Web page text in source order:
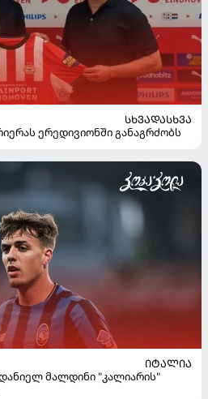
ᲡᲮᲕᲐᲓᲐᲡᲮᲕᲐ
ერედივიონში განაგრძობს
ᲘᲢᲐᲚᲘᲐ
დანიელ მალდინი "კალიარის"